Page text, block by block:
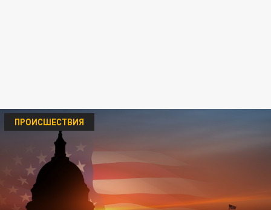
ПРОИСШЕСТВИЯ